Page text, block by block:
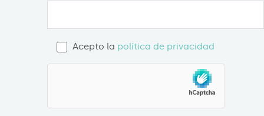
Acepto la política de privacidad